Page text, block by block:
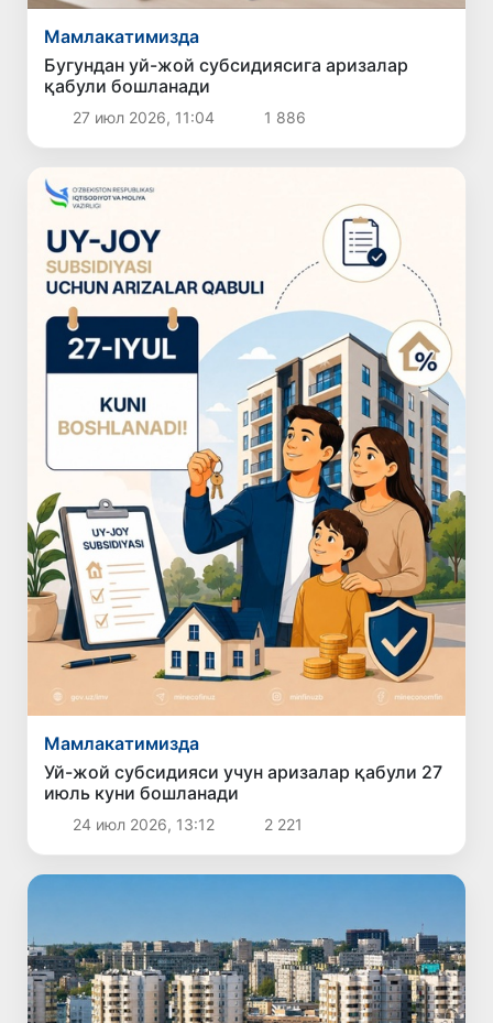
Мамлакатимизда
Бугундан уй-жой субсидиясига аризалар
қабули бошланади
27 июл 2026, 11:04 1 886
Мамлакатимизда
Уй-жой субсидияси учун аризалар қабули 27
июль куни бошланади
24 июл 2026, 13:12 2 221